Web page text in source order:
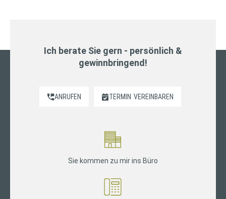
Ich berate Sie gern - persönlich &
gewinnbringend!
ANRUFEN TERMIN VEREINBAREN
Sie kommen zu mir ins Büro